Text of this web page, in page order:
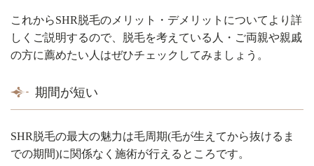
これからSHR脱毛のメリット・デメリットについてより詳
しくご説明するので、脱毛を考えている人・ご両親や親戚
の方に薦めたい人はぜひチェックしてみましょう。
期間が短い
SHR脱毛の最大の魅力は毛周期(毛が生えてから抜けるま
での期間)に関係なく施術が行えるところです。